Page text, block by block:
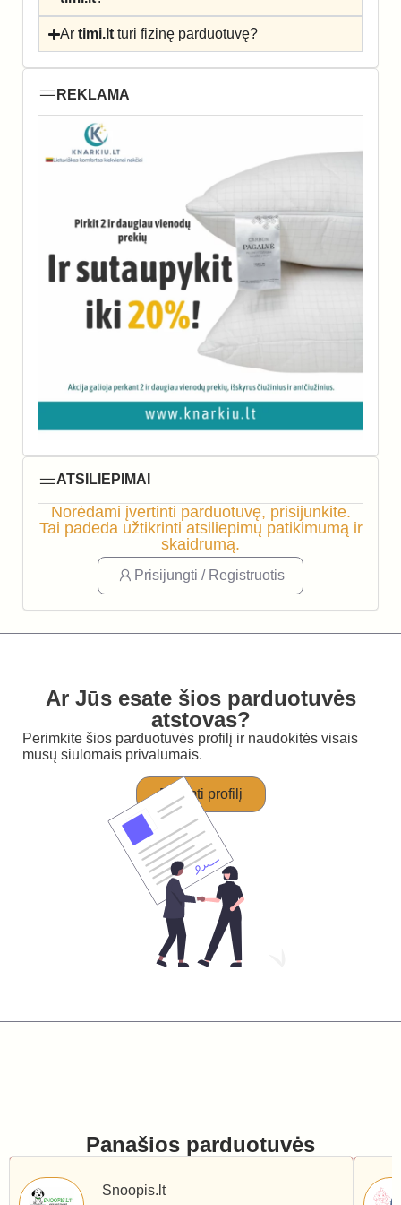
Artimi.lt turi fizinę parduotuvę?
REKLAMA
ATSILIEPIMAI
Norėdami įvertinti parduotuvę, prisijunkite.
Tai padeda užtikrinti atsiliepimų patikimumą ir
skaidrumą.
Prisijungti / Registruotis
Ar Jūs esate šios parduotuvės
atstovas?
Perimkite šios parduotuvės profilį ir naudokitės visais
mūsų siūlomais privalumais.
Perimti profilį
Panašios parduotuvės
Snoopis.lt